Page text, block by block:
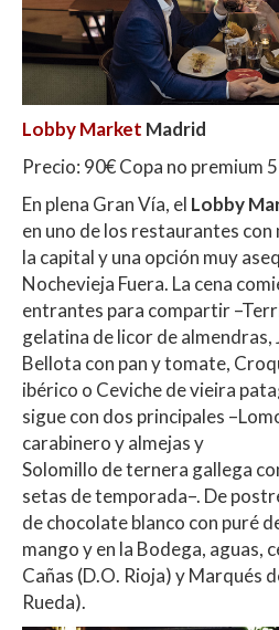
Lobby Market Madrid
Precio: 90€ Copa no premium
En plena Gran Vía, el Lobby
en uno de los restaurantes
la capital y una opción muy
Nochevieja Fuera. La cena
entrantes para compartir
gelatina de licor de almendras,
Bellota con pan y tomate,
ibérico o Ceviche de vieira
sigue con dos principales
carabinero y almejas y
Solomillo de ternera gallega
setas de temporada–. De
de chocolate blanco con puré
mango y en la Bodega, aguas,
Cañas (D.O. Rioja) y Marqués
Rueda).